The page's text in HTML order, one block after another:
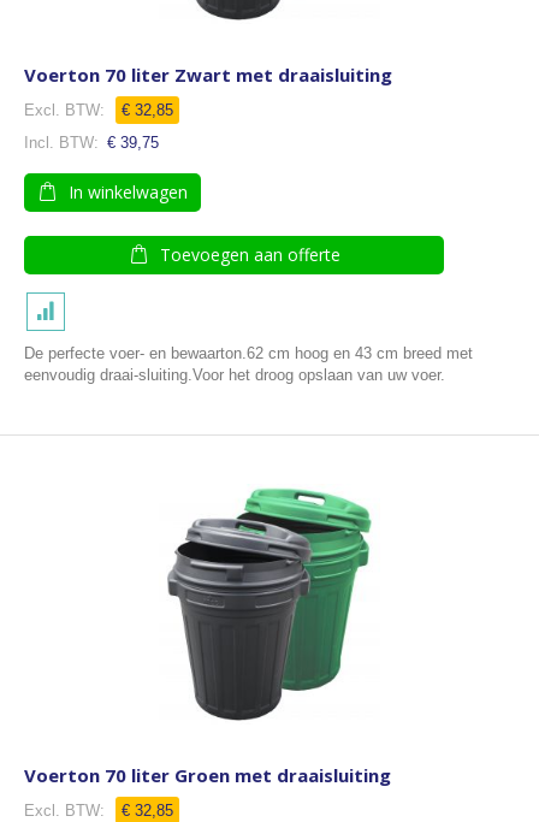
Voerton 70 liter Zwart met draaisluiting
€ 32,85
€ 39,75
In winkelwagen
Toevoegen aan offerte
De perfecte voer- en bewaarton.62 cm hoog en 43 cm breed met
eenvoudig draai-sluiting.Voor het droog opslaan van uw voer.
Voerton 70 liter Groen met draaisluiting
€ 32,85